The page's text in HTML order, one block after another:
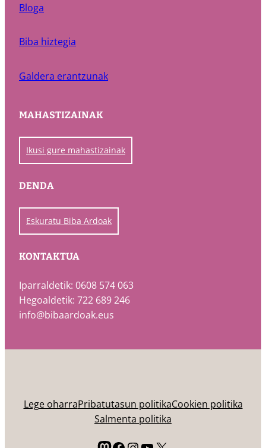
Bloga
Biba hiztegia
Galdera erantzunak
MAHASTIZAINAK
Ikusi gure mahastizainak
DENDA
Eskuratu Biba Ardoak
KONTAKTUA
Iparraldetik: 0608 574 063
Hegoaldetik: 722 689 246
info@bibaardoak.eus
Lege oharraPribatutasun politikaCookien politika
Salmenta politika